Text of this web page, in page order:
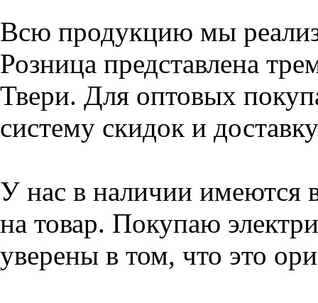
Всю продукцию мы
Розница представлена
Твери. Для оптовых
систему скидок и
У нас в наличии имеются
на товар. Покупаю
уверены в том, что это